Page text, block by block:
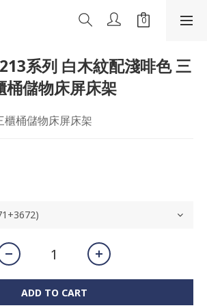
系列 白木紋配淺啡色 三
桶儲物床屏床架
櫃桶儲物床屏床架
ADD TO CART